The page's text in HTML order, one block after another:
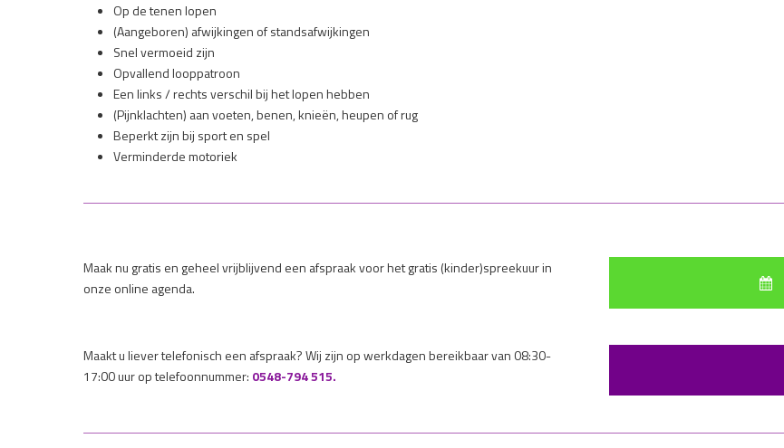
Op de tenen lopen
(Aangeboren) afwijkingen of standsafwijkingen
Snel vermoeid zijn
Opvallend looppatroon
Een links / rechts verschil bij het lopen hebben
(Pijnklachten) aan voeten, benen, knieën, heupen of rug
Beperkt zijn bij sport en spel
Verminderde motoriek
Maak nu gratis en geheel vrijblijvend een afspraak voor het gratis (kinder)spreekuur in
onze online agenda.
Maakt u liever telefonisch een afspraak? Wij zijn op werkdagen bereikbaar van 08:30-
17:00 uur op telefoonnummer: 0548-794 515.